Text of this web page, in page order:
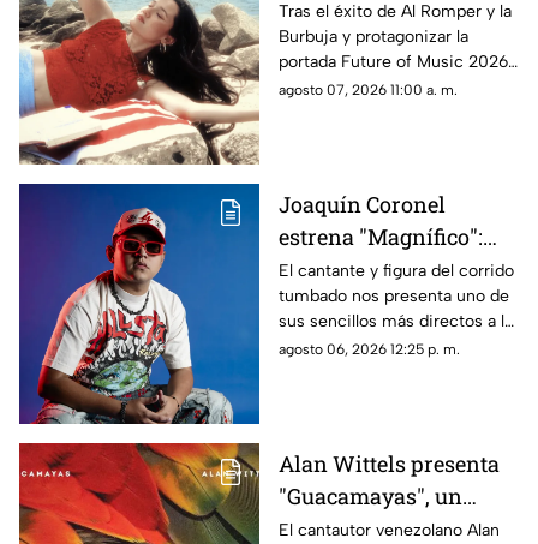
con 'Verano en la
Ciudad'
Tras el éxito de Al Romper y la
Burbuja y protagonizar la
portada Future of Music 2026,
de Rolling Stone en español, la
personas que nos formaron
agosto 07, 2026 11:00 a. m.
Joaquín Coronel
estrena "Magnífico":
cuando el amor se
vuelve dulce venganza
El cantante y figura del corrido
tumbado nos presenta uno de
sus sencillos más directos a la
fecha, pues amparado por su
importar lo que digan los
demás
agosto 06, 2026 12:25 p. m.
Alan Wittels presenta
"Guacamayas", un
homenaje musical a la
El cantautor venezolano Alan